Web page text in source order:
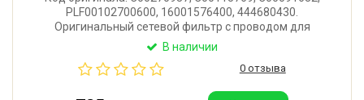
PLF00102700600, 16001576400, 444680430.
Оригинальный сетевой фильтр с проводом для
стиральной машины Indesit, Ariston, Hotpoint-Ariston.
(Италия).
В наличии
0 отзыва